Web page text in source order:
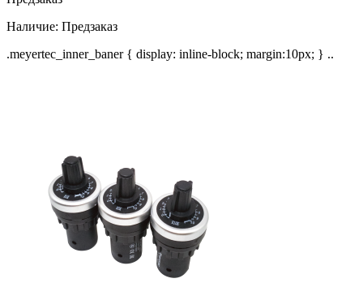
Наличие: Предзаказ
.meyertec_inner_baner { display: inline-block; margin:10px; } ..